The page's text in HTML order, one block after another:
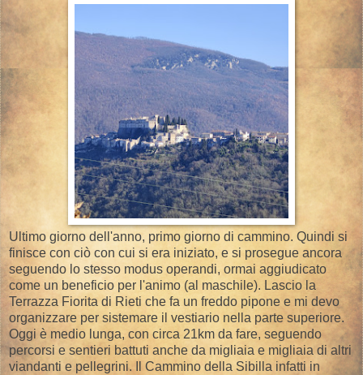
Ultimo giorno dell'anno, primo giorno di cammino. Quindi si
finisce con ciò con cui si era iniziato, e si prosegue ancora
seguendo lo stesso modus operandi, ormai aggiudicato
come un beneficio per l'animo (al maschile). Lascio la
Terrazza Fiorita di Rieti che fa un freddo pipone e mi devo
organizzare per sistemare il vestiario nella parte superiore.
Oggi è medio lunga, con circa 21km da fare, seguendo
percorsi e sentieri battuti anche da migliaia e migliaia di altri
viandanti e pellegrini. Il Cammino della Sibilla infatti in